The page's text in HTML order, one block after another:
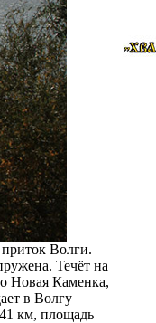
Волги.
Течёт на
Новая Каменка,
в Волгу
км, площадь